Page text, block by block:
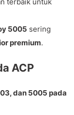
5005 sering
premium.
ACP
dan 5005 pada